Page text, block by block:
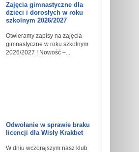
Zajęcia gimnastyczne dla
dzieci i dorosłych w roku
szkolnym 2026/2027
Otwieramy zapisy na zajęcia
gimnastyczne w roku szkolnym
2026/2027 ! Nowość –...
Odwołanie w sprawie braku
licencji dla Wisły Krakbet
W dniu wczorajszym nasz klub